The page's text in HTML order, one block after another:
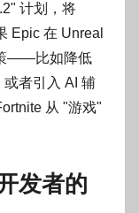
计划，将
Epic 在 Unreal
——比如降低
或者引入 AI 辅
从 "游戏"
发者的